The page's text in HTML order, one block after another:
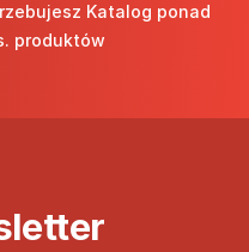
Katalog ponad
produktów